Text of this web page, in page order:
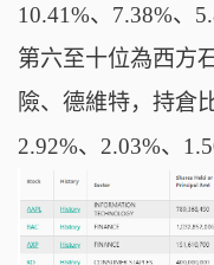
10.41%、 7.38%、
第六至十位為西方
險、德維特， 持倉
2.92%、2.03%、